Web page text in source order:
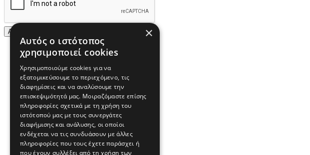
×
Αυτός ο ιστότοπος
χρησιμοποιεί cookies
Χρησιμοποιούμε cookies για να
εξατομικεύσουμε το περιεχόμενο, τις
διαφημίσεις και να αναλύσουμε την
επισκεψιμότητά μας. Μοιραζόμαστε επίσης
πληροφορίες σχετικά με τη χρήση του
ιστότοπού μας με τους συνεργάτες
διαφήμισης και ανάλυσης, οι οποίοι
ενδέχεται να τις συνδυάσουν με άλλες
πληροφορίες που τους έχετε παράσχει ή
που έχουν συλλέξει από τη χρήση των